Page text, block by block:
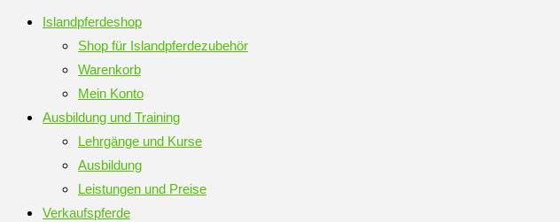
Islandpferdeshop
Shop für Islandpferdezubehör
Warenkorb
Mein Konto
Ausbildung und Training
Lehrgänge und Kurse
Ausbildung
Leistungen und Preise
Verkaufspferde